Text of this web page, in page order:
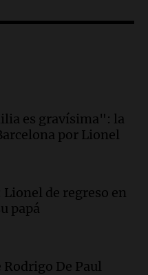
en Mendoza:
un muerto
dos autos desde
noche a
a su familia
es gravísima": la
por Lionel
Lionel de regreso en
papá
De Paul